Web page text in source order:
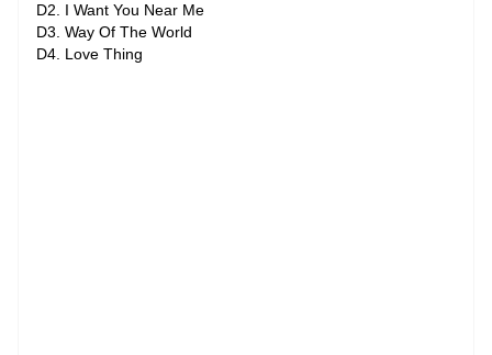
D2. I Want You Near Me
D3. Way Of The World
D4. Love Thing